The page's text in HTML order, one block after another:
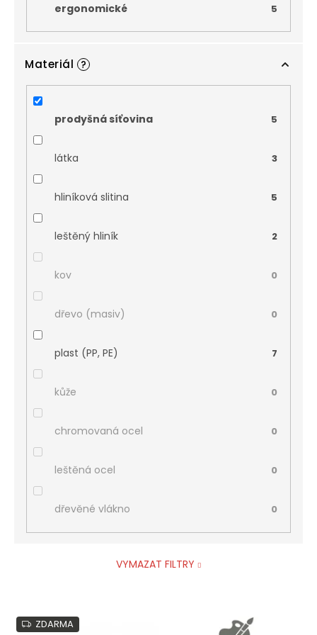
ergonomické 5
Materiál ?
prodyšná síťovina 5
látka 3
hliníková slitina 5
leštěný hliník 2
kov 0
dřevo (masiv) 0
plast (PP, PE) 7
kůže 0
chromovaná ocel 0
leštěná ocel 0
dřevěné vlákno 0
VYMAZAT FILTRY
V
ý ZDARMA